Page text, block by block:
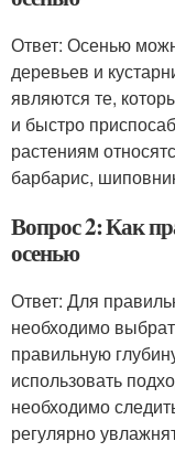
Ответ: Осенью
деревьев и
являются те,
и быстро
растениям
барбарис,
Вопрос 2: Как
осенью
Ответ: Для
необходимо
правильную
использовать
необходимо
регулярно